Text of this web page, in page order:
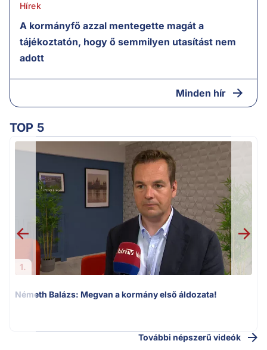
Hírek
A kormányfő azzal mentegette magát a
tájékoztatón, hogy ő semmilyen utasítást nem
adott
Minden hír
TOP 5
1.
Németh Balázs: Megvan a kormány első áldozata!
További népszerű videók